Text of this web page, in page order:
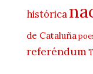
histórica
de Cataluña
referéndum